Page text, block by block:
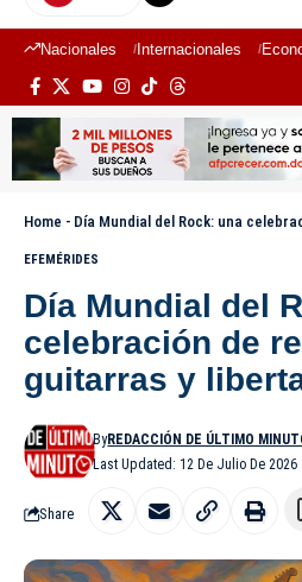
Nacionales Internacionales
Home - Día Mundial del Rock: una
EFEMÉRIDES
Día Mundial del
celebración de
guitarras y
Last Updated: 12 De Julio De 2026
ByREDACCIÓN DE ÚLTIMO
Share